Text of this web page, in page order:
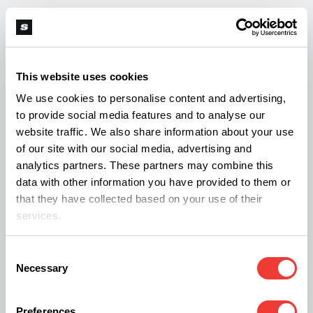
This website uses cookies
We use cookies to personalise content and advertising,
to provide social media features and to analyse our
website traffic. We also share information about your use
of our site with our social media, advertising and
analytics partners. These partners may combine this
data with other information you have provided to them or
that they have collected based on your use of their
services.
Selection
Necessary
internationale. Au-delà des allégements fiscaux, le
un tournant majeur dans la manière dont le
gouvernement fédéral américain aborde la
recherche sur le cannabis, » a déclaré Stephen
Murphy, le CEO deProhibition Partners . «Pendant
des décennies, les chercheurs se sont heurtés à
des impasses bureaucratiques, à un accès limité à
du matériel d'étude de qualité et à des restrictions
considérables liées au statut du cannabis en
« J’ai promis d’être le président du bon sens, et